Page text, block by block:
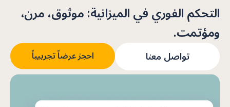
التحكم الفوري في الميزانية: موثوق، مرن،
ومؤتمت.
تواصل معنا احجز عرضاً تجريبياً